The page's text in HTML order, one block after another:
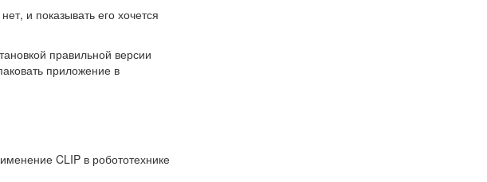
и показывать его хочется
правильной версии
приложение в
CLIP в робототехнике